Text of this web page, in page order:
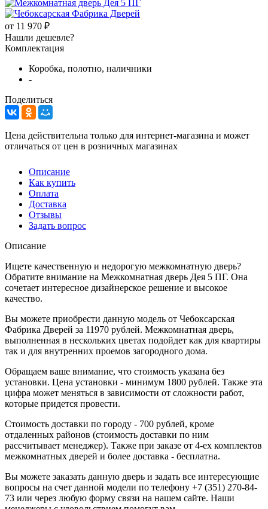
от 11 970 ₽
Нашли дешевле?
Комплектация
Коробка, полотно, наличники
-
Поделиться
Цена действительна только для интернет-магазина и может
отличаться от цен в розничных магазинах
Описание
Как купить
Оплата
Доставка
Отзывы
Задать вопрос
Описание
Ищете качественную и недорогую межкомнатную дверь?
Обратите внимание на Межкомнатная дверь Дея 5 ПГ. Она
сочетает интересное дизайнерское решение и высокое
качество.
Вы можете приобрести данную модель от Чебоксарская
Фабрика Дверей за 11970 рублей. Межкомнатная дверь,
выполненная в нескольких цветах подойдет как для квартиры
так и для внутренних проемов загородного дома.
Обращаем ваше внимание, что стоимость указана без
установки. Цена установки - минимум 1800 рублей. Также эта
цифра может меняться в зависимости от сложности работ,
которые придется провести.
Стоимость доставки по городу - 700 рублей, кроме
отдаленных районов (стоимость доставки по ним
рассчитывает менеджер). Также при заказе от 4-ех комплектов
межкомнатных дверей и более доставка - бесплатна.
Вы можете заказать данную дверь и задать все интересующие
вопросы на счет данной модели по телефону +7 (351) 270-84-
73 или через любую форму связи на нашем сайте. Наши